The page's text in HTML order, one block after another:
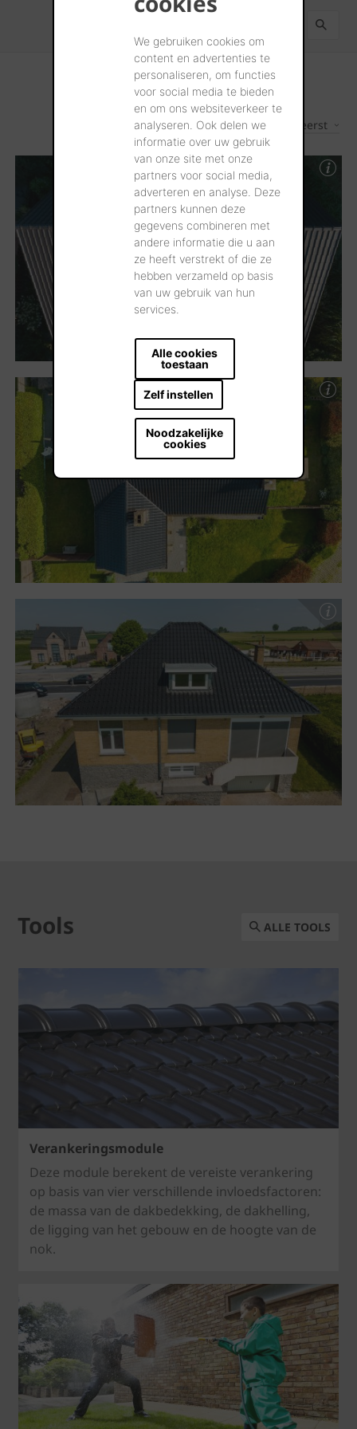
We gebruiken cookies om
content en advertenties te
personaliseren, om functies
voor social media te bieden
en om ons websiteverkeer te
analyseren. Ook delen we
informatie over uw gebruik
van onze site met onze
partners voor social media,
adverteren en analyse. Deze
partners kunnen deze
gegevens combineren met
andere informatie die u aan
ze heeft verstrekt of die ze
hebben verzameld op basis
van uw gebruik van hun
services.
Alle cookies
toestaan
Zelf instellen
Noodzakelijke
cookies
3 Resultaten Nieuwste eerst
Tools ALLE TOOLS
Verankeringsmodule
Deze module berekent de vereiste verankering
op basis van vier verschillende invloedsfactoren:
de massa van de dakbedekking, de dakhelling,
de ligging van het gebouw en de hoogte van de
nok.